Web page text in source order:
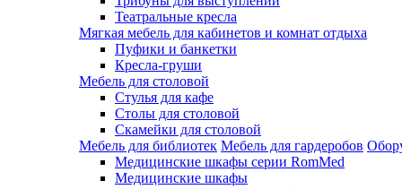
Театральные кресла
Мягкая мебель для кабинетов и комнат отдыха
Пуфики и банкетки
Кресла-груши
Мебель для столовой
Cтулья для кафе
Cтолы для столовой
Скамейки для столовой
Мебель для библиотек Мебель для гардеробов
Медицинские шкафы серии RomMed
Медицинские шкафы